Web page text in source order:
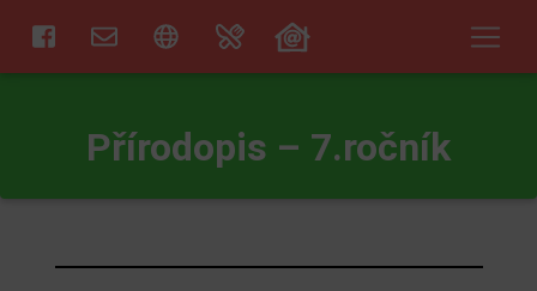
Přírodopis – 7.ročník